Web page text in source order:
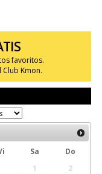
favoritos.
Kmon.
Sa
Do
1
2